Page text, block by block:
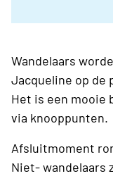
Wandelaars
Jacqueline op de
Het is een mooie
via knooppunten.
Afsluitmoment
Niet- wandelaars